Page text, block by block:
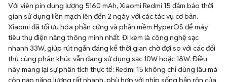
Với viên pin dung lượng 5160 mAh, Xiaomi Redmi 15 đảm bảo thời
gian sử dụng liền mạch lên đến 2 ngày với các tác vụ cơ bản.
Xiaomi đã tối ưu hóa phần cứng và phần mềm HyperOS để máy
tiêu thụ điện năng thông minh nhất. Đi kèm là công nghệ sạc
nhanh 33W, giúp rút ngắn đáng kể thời gian chờ đợi so với các đối
thủ cùng phân khúc vẫn đang sử dụng sạc 10W hoặc 18W. Điều
này mang lại sự phân tích thực tế: Redmi 15 không chỉ dùng lâu mà
còn nạp năng lượng rất nhanh, phù hợp với nhịp sống bận rộn của